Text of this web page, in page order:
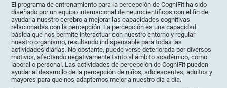
El programa de entrenamiento para la percepción de CogniFit ha sido
diseñado por un equipo internacional de neurocientíficos con el fin de
ayudar a nuestro cerebro a mejorar las capacidades cognitivas
relacionadas con la percepción. La percepción es una capacidad
básica que nos permite interactuar con nuestro entorno y regular
nuestro organismo, resultando indispensable para todas las
actividades diarias. No obstante, puede verse deteriorada por diversos
motivos, afectando negativamente tanto al ámbito académico, como
laboral o personal. Las actividades de percepción de CogniFit pueden
ayudar al desarrollo de la percepción de niños, adolescentes, adultos y
mayores para que nos adaptemos mejor a nuestro día a día.